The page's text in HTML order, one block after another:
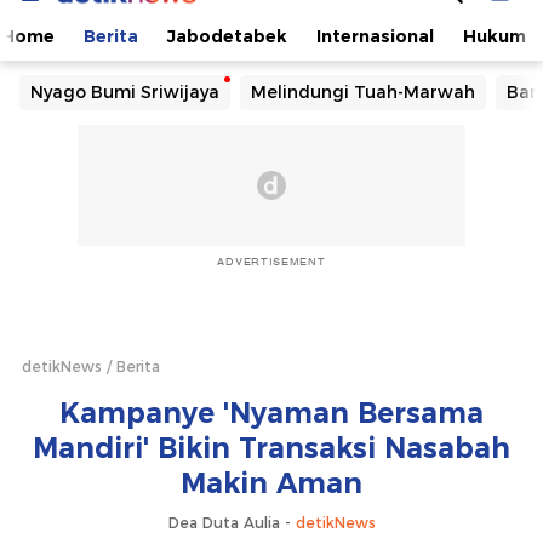
Home Berita Jabodetabek Internasional Hukum
Nyago Bumi Sriwijaya Melindungi Tuah-Marwah
ADVERTISEMENT
detikNews Berita
Kampanye 'Nyaman Bersama
Mandiri' Bikin Transaksi Nasabah
Makin Aman
Dea Duta Aulia - detikNews